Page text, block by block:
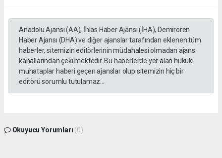
Anadolu Ajansı (AA), İhlas Haber Ajansı (İHA), Demirören
Haber Ajansı (DHA) ve diğer ajanslar tarafından eklenen tüm
haberler, sitemizin editörlerinin müdahalesi olmadan ajans
kanallarından çekilmektedir. Bu haberlerde yer alan hukuki
muhataplar haberi geçen ajanslar olup sitemizin hiç bir
editörü sorumlu tutulamaz...
Okuyucu Yorumları (0)